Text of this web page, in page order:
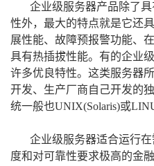
企业级服务器产品除了
性外，最大的特点就是它还
展性能、故障预报警功能、
具有热插拔性能。有的企业
许多优良特性。这类服务器
开发、生产厂商自己开发的
统一般也UNIX(Solaris)或
企业级服务器适合运行在
度和对可靠性要求极高的金